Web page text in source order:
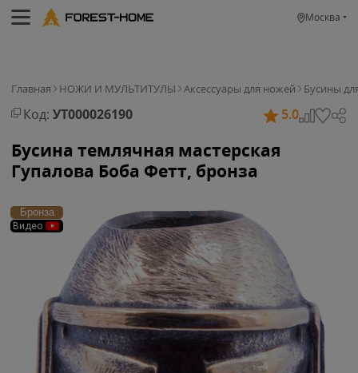
Москва
Главная НОЖИ И МУЛЬТИТУЛЫ Аксессуары для ножей Бусины
Код: УТ000026190 5.0
Бусина темлячная мастерская
Гупалова Боба Фетт, бронза
Бронза
Видео